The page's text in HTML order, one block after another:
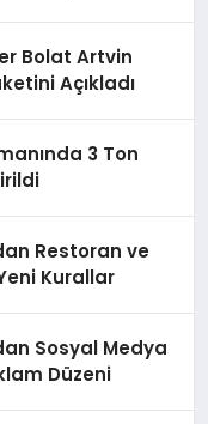
Bolat Artvin
Açıkladı
3 Ton
Restoran ve
Kurallar
Sosyal Medya
Düzeni